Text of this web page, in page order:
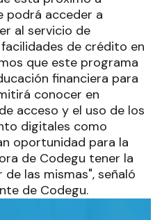
podrá acceder a
al servicio de
de crédito en
que este programa
financiera para
conocer en
acceso y el uso de los
digitales como
oportunidad para la
de Codegu tener la
las mismas", señaló
de Codegu.